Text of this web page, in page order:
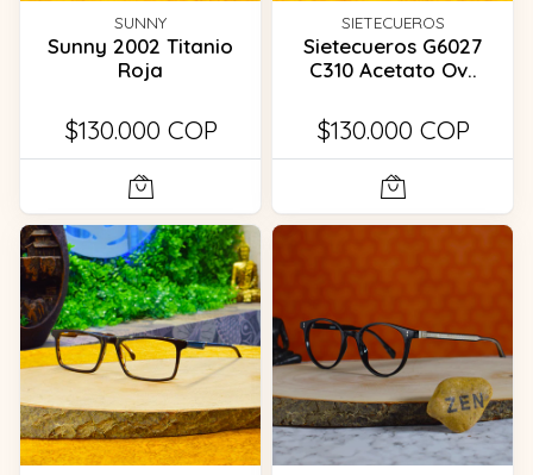
SUNNY
Sunny 2002 Titanio
Roja
$130.000 COP
SIETECUEROS
Sietecueros G6027
C310 Acetato Ov..
$130.000 COP